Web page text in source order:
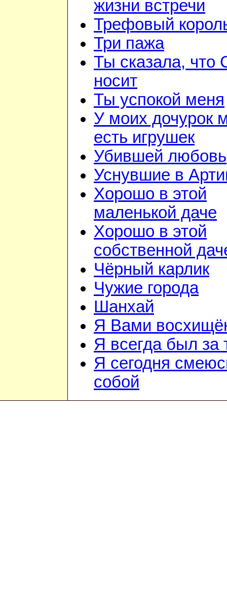
жизни встречи
Трефовый
Три пажа
Ты сказала, что
носит
Ты успокой меня
У моих дочурок
есть игрушек
Убившей любовь
Уснувшие в
Хорошо в этой
маленькой даче
Хорошо в этой
собственной
Чёрный карлик
Чужие города
Шанхай
Я Вами
Я всегда был за
Я сегодня
собой